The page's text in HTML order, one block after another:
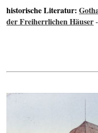
historische Literatur:
der Freiherrlichen Häuser